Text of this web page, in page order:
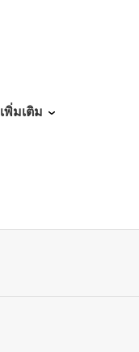
พิ่มเติม